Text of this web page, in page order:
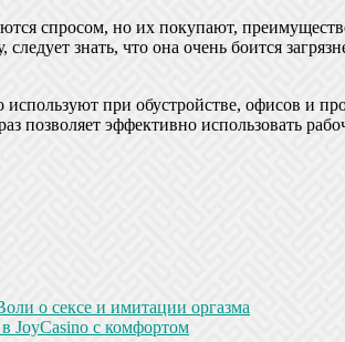
спросом, но их покупают,
знать, что она очень боится
при обустройстве, офисов и
позволяет эффективно использовать
о сексе и имитации оргазма
в JoyCasino с комфортом